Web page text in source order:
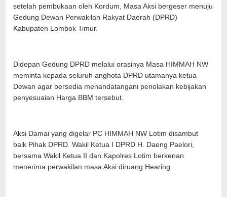
setelah pembukaan oleh Kordum, Masa Aksi bergeser menuju
Gedung Dewan Perwakilan Rakyat Daerah (DPRD)
Kabupaten Lombok Timur.
Didepan Gedung DPRD melalui orasinya Masa HIMMAH NW
meminta kepada seluruh anghota DPRD utamanya ketua
Dewan agar bersedia menandatangani penolakan kebijakan
penyesuaian Harga BBM tersebut.
Aksi Damai yang digelar PC HIMMAH NW Lotim disambut
baik Pihak DPRD. Wakil Ketua I DPRD H. Daeng Paelori,
bersama Wakil Ketua II dan Kapolres Lotim berkenan
menerima perwakilan masa Aksi diruang Hearing.